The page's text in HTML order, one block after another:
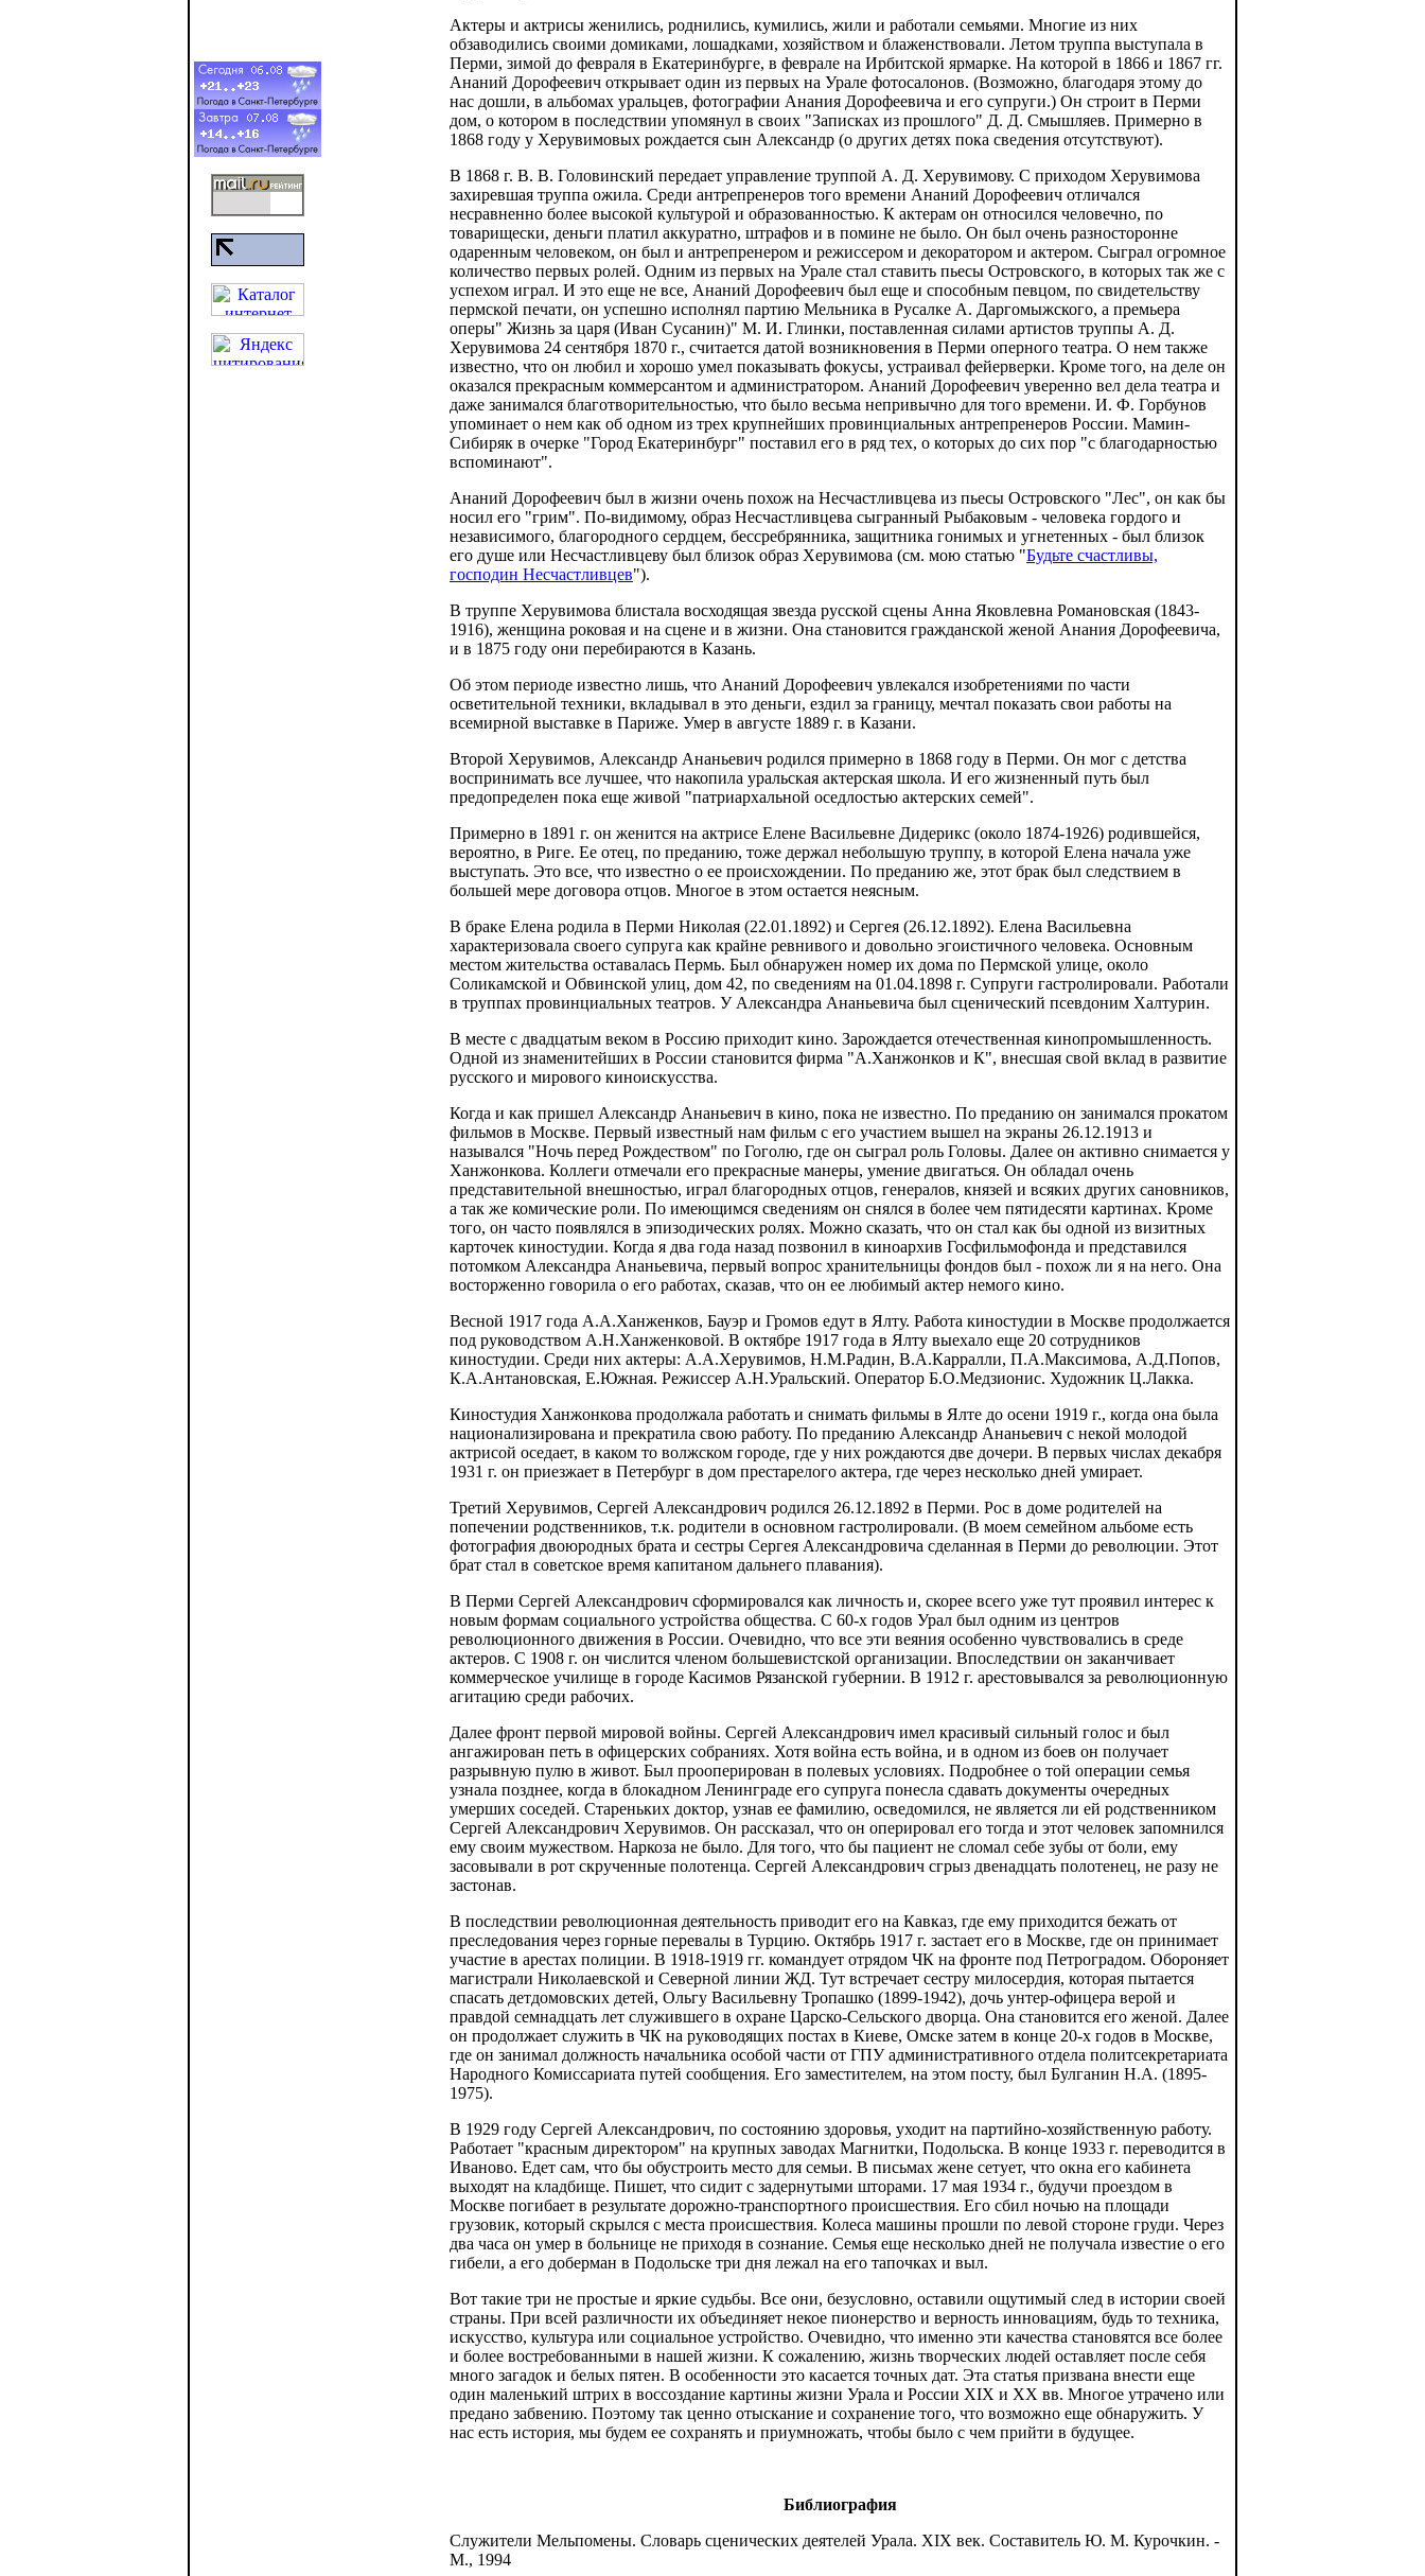
Актеры и актрисы женились, роднились, кумились, жили и работали семьями. Многие из них
обзаводились своими домиками, лошадками, хозяйством и блаженствовали. Летом труппа выступала в
Перми, зимой до февраля в Екатеринбурге, в феврале на Ирбитской ярмарке. На которой в 1866 и 1867 гг.
Ананий Дорофеевич открывает один из первых на Урале фотосалонов. (Возможно, благодаря этому до
нас дошли, в альбомах уральцев, фотографии Анания Дорофеевича и его супруги.) Он строит в Перми
дом, о котором в последствии упомянул в своих "Записках из прошлого" Д. Д. Смышляев. Примерно в
1868 году у Херувимовых рождается сын Александр (о других детях пока сведения отсутствуют).
В 1868 г. В. В. Головинский передает управление труппой А. Д. Херувимову. С приходом Херувимова
захиревшая труппа ожила. Среди антрепренеров того времени Ананий Дорофеевич отличался
несравненно более высокой культурой и образованностью. К актерам он относился человечно, по
товарищески, деньги платил аккуратно, штрафов и в помине не было. Он был очень разносторонне
одаренным человеком, он был и антрепренером и режиссером и декоратором и актером. Сыграл огромное
количество первых ролей. Одним из первых на Урале стал ставить пьесы Островского, в которых так же с
успехом играл. И это еще не все, Ананий Дорофеевич был еще и способным певцом, по свидетельству
пермской печати, он успешно исполнял партию Мельника в Русалке А. Даргомыжского, а премьера
оперы" Жизнь за царя (Иван Сусанин)" М. И. Глинки, поставленная силами артистов труппы А. Д.
Херувимова 24 сентября 1870 г., считается датой возникновения в Перми оперного театра. О нем также
известно, что он любил и хорошо умел показывать фокусы, устраивал фейерверки. Кроме того, на деле он
оказался прекрасным коммерсантом и администратором. Ананий Дорофеевич уверенно вел дела театра и
даже занимался благотворительностью, что было весьма непривычно для того времени. И. Ф. Горбунов
упоминает о нем как об одном из трех крупнейших провинциальных антрепренеров России. Мамин-
Сибиряк в очерке "Город Екатеринбург" поставил его в ряд тех, о которых до сих пор "с благодарностью
вспоминают".
Ананий Дорофеевич был в жизни очень похож на Несчастливцева из пьесы Островского "Лес", он как бы
носил его "грим". По-видимому, образ Несчастливцева сыгранный Рыбаковым - человека гордого и
независимого, благородного сердцем, бессребрянника, защитника гонимых и угнетенных - был близок
его душе или Несчастливцеву был близок образ Херувимова (см. мою статью "Будьте счастливы,
господин Несчастливцев").
В труппе Херувимова блистала восходящая звезда русской сцены Анна Яковлевна Романовская (1843-
1916), женщина роковая и на сцене и в жизни. Она становится гражданской женой Анания Дорофеевича,
и в 1875 году они перебираются в Казань.
Об этом периоде известно лишь, что Ананий Дорофеевич увлекался изобретениями по части
осветительной техники, вкладывал в это деньги, ездил за границу, мечтал показать свои работы на
всемирной выставке в Париже. Умер в августе 1889 г. в Казани.
Второй Херувимов, Александр Ананьевич родился примерно в 1868 году в Перми. Он мог с детства
воспринимать все лучшее, что накопила уральская актерская школа. И его жизненный путь был
предопределен пока еще живой "патриархальной оседлостью актерских семей".
Примерно в 1891 г. он женится на актрисе Елене Васильевне Дидерикс (около 1874-1926) родившейся,
вероятно, в Риге. Ее отец, по преданию, тоже держал небольшую труппу, в которой Елена начала уже
выступать. Это все, что известно о ее происхождении. По преданию же, этот брак был следствием в
большей мере договора отцов. Многое в этом остается неясным.
В браке Елена родила в Перми Николая (22.01.1892) и Сергея (26.12.1892). Елена Васильевна
характеризовала своего супруга как крайне ревнивого и довольно эгоистичного человека. Основным
местом жительства оставалась Пермь. Был обнаружен номер их дома по Пермской улице, около
Соликамской и Обвинской улиц, дом 42, по сведениям на 01.04.1898 г. Супруги гастролировали. Работали
в труппах провинциальных театров. У Александра Ананьевича был сценический псевдоним Халтурин.
В месте с двадцатым веком в Россию приходит кино. Зарождается отечественная кинопромышленность.
Одной из знаменитейших в России становится фирма "А.Ханжонков и К", внесшая свой вклад в развитие
русского и мирового киноискусства.
Когда и как пришел Александр Ананьевич в кино, пока не известно. По преданию он занимался прокатом
фильмов в Москве. Первый известный нам фильм с его участием вышел на экраны 26.12.1913 и
назывался "Ночь перед Рождеством" по Гоголю, где он сыграл роль Головы. Далее он активно снимается у
Ханжонкова. Коллеги отмечали его прекрасные манеры, умение двигаться. Он обладал очень
представительной внешностью, играл благородных отцов, генералов, князей и всяких других сановников,
а так же комические роли. По имеющимся сведениям он снялся в более чем пятидесяти картинах. Кроме
того, он часто появлялся в эпизодических ролях. Можно сказать, что он стал как бы одной из визитных
карточек киностудии. Когда я два года назад позвонил в киноархив Госфильмофонда и представился
потомком Александра Ананьевича, первый вопрос хранительницы фондов был - похож ли я на него. Она
восторженно говорила о его работах, сказав, что он ее любимый актер немого кино.
Весной 1917 года А.А.Ханженков, Бауэр и Громов едут в Ялту. Работа киностудии в Москве продолжается
под руководством А.Н.Ханженковой. В октябре 1917 года в Ялту выехало еще 20 сотрудников
киностудии. Среди них актеры: А.А.Херувимов, Н.М.Радин, В.А.Карралли, П.А.Максимова, А.Д.Попов,
К.А.Антановская, Е.Южная. Режиссер А.Н.Уральский. Оператор Б.О.Медзионис. Художник Ц.Лакка.
Киностудия Ханжонкова продолжала работать и снимать фильмы в Ялте до осени 1919 г., когда она была
национализирована и прекратила свою работу. По преданию Александр Ананьевич с некой молодой
актрисой оседает, в каком то волжском городе, где у них рождаются две дочери. В первых числах декабря
1931 г. он приезжает в Петербург в дом престарелого актера, где через несколько дней умирает.
Третий Херувимов, Сергей Александрович родился 26.12.1892 в Перми. Рос в доме родителей на
попечении родственников, т.к. родители в основном гастролировали. (В моем семейном альбоме есть
фотография двоюродных брата и сестры Сергея Александровича сделанная в Перми до революции. Этот
брат стал в советское время капитаном дальнего плавания).
В Перми Сергей Александрович сформировался как личность и, скорее всего уже тут проявил интерес к
новым формам социального устройства общества. С 60-х годов Урал был одним из центров
революционного движения в России. Очевидно, что все эти веяния особенно чувствовались в среде
актеров. С 1908 г. он числится членом большевистской организации. Впоследствии он заканчивает
коммерческое училище в городе Касимов Рязанской губернии. В 1912 г. арестовывался за революционную
агитацию среди рабочих.
Далее фронт первой мировой войны. Сергей Александрович имел красивый сильный голос и был
ангажирован петь в офицерских собраниях. Хотя война есть война, и в одном из боев он получает
разрывную пулю в живот. Был прооперирован в полевых условиях. Подробнее о той операции семья
узнала позднее, когда в блокадном Ленинграде его супруга понесла сдавать документы очередных
умерших соседей. Стареньких доктор, узнав ее фамилию, осведомился, не является ли ей родственником
Сергей Александрович Херувимов. Он рассказал, что он оперировал его тогда и этот человек запомнился
ему своим мужеством. Наркоза не было. Для того, что бы пациент не сломал себе зубы от боли, ему
засовывали в рот скрученные полотенца. Сергей Александрович сгрыз двенадцать полотенец, не разу не
застонав.
В последствии революционная деятельность приводит его на Кавказ, где ему приходится бежать от
преследования через горные перевалы в Турцию. Октябрь 1917 г. застает его в Москве, где он принимает
участие в арестах полиции. В 1918-1919 гг. командует отрядом ЧК на фронте под Петроградом. Обороняет
магистрали Николаевской и Северной линии ЖД. Тут встречает сестру милосердия, которая пытается
спасать детдомовских детей, Ольгу Васильевну Тропашко (1899-1942), дочь унтер-офицера верой и
правдой семнадцать лет служившего в охране Царско-Сельского дворца. Она становится его женой. Далее
он продолжает служить в ЧК на руководящих постах в Киеве, Омске затем в конце 20-х годов в Москве,
где он занимал должность начальника особой части от ГПУ административного отдела политсекретариата
Народного Комиссариата путей сообщения. Его заместителем, на этом посту, был Булганин Н.А. (1895-
1975).
В 1929 году Сергей Александрович, по состоянию здоровья, уходит на партийно-хозяйственную работу.
Работает "красным директором" на крупных заводах Магнитки, Подольска. В конце 1933 г. переводится в
Иваново. Едет сам, что бы обустроить место для семьи. В письмах жене сетует, что окна его кабинета
выходят на кладбище. Пишет, что сидит с задернутыми шторами. 17 мая 1934 г., будучи проездом в
Москве погибает в результате дорожно-транспортного происшествия. Его сбил ночью на площади
грузовик, который скрылся с места происшествия. Колеса машины прошли по левой стороне груди. Через
два часа он умер в больнице не приходя в сознание. Семья еще несколько дней не получала известие о его
гибели, а его доберман в Подольске три дня лежал на его тапочках и выл.
Вот такие три не простые и яркие судьбы. Все они, безусловно, оставили ощутимый след в истории своей
страны. При всей различности их объединяет некое пионерство и верность инновациям, будь то техника,
искусство, культура или социальное устройство. Очевидно, что именно эти качества становятся все более
и более востребованными в нашей жизни. К сожалению, жизнь творческих людей оставляет после себя
много загадок и белых пятен. В особенности это касается точных дат. Эта статья призвана внести еще
один маленький штрих в воссоздание картины жизни Урала и России ХIХ и ХХ вв. Многое утрачено или
предано забвению. Поэтому так ценно отыскание и сохранение того, что возможно еще обнаружить. У
нас есть история, мы будем ее сохранять и приумножать, чтобы было с чем прийти в будущее.
Библиография
Служители Мельпомены. Словарь сценических деятелей Урала. ХIХ век. Составитель Ю. М. Курочкин. -
М., 1994